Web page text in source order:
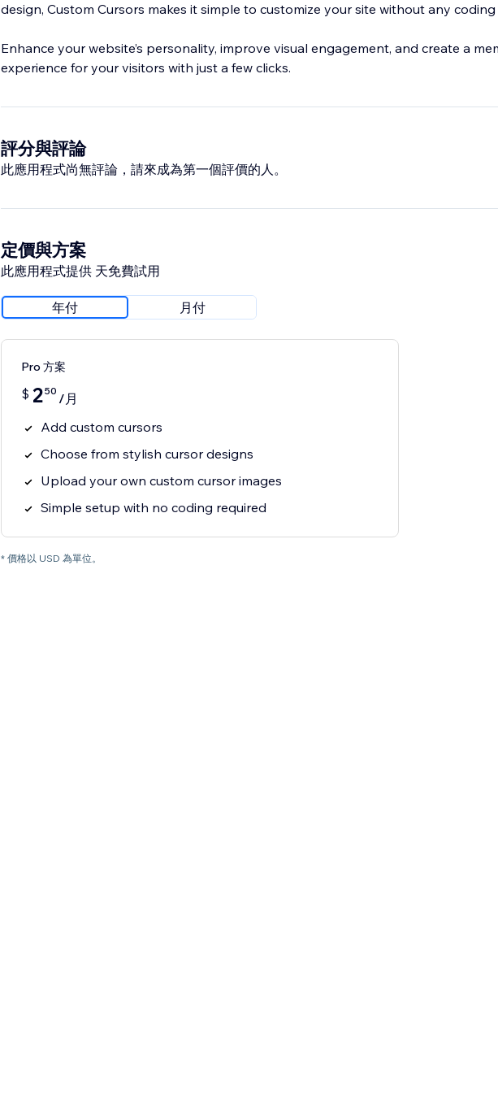
design, Custom Cursors makes it simple to customize your site without any coding
Enhance your website’s personality, improve visual engagement, and create a
experience for your visitors with just a few clicks.
評分與評論
此應用程式尚無評論，請來成為第一個評價的人。
定價與方案
此應用程式提供 天免費試用
年付 月付
Pro 方案
$ 250 /月
Add custom cursors
Choose from stylish cursor designs
Upload your own custom cursor images
Simple setup with no coding required
* 價格以 USD 為單位。